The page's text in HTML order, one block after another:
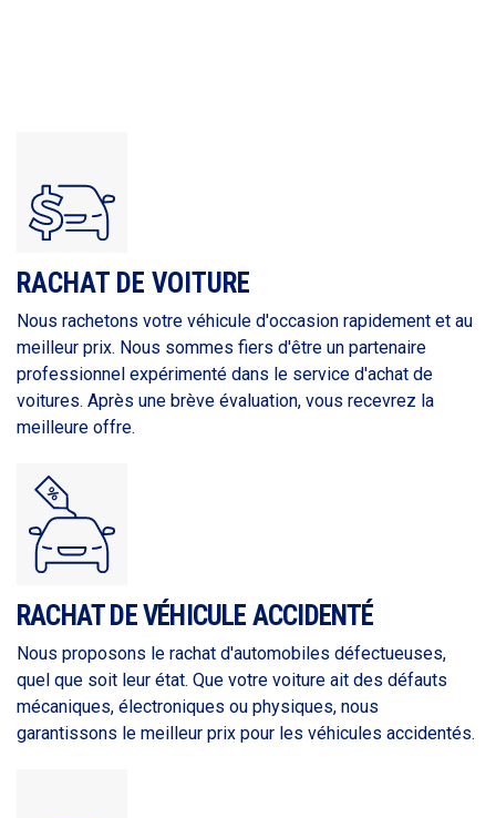
RACHAT DE VOITURE
Nous rachetons votre véhicule d'occasion rapidement et au
meilleur prix. Nous sommes fiers d'être un partenaire
professionnel expérimenté dans le service d'achat de
voitures. Après une brève évaluation, vous recevrez la
meilleure offre.
RACHAT DE VÉHICULE ACCIDENTÉ
Nous proposons le rachat d'automobiles défectueuses,
quel que soit leur état. Que votre voiture ait des défauts
mécaniques, électroniques ou physiques, nous
garantissons le meilleur prix pour les véhicules accidentés.